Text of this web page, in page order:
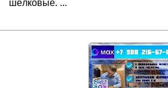
шёлковые. ...